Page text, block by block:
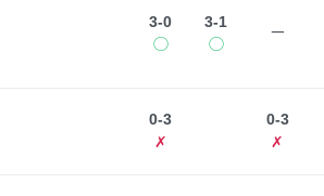
3-0
◯
3-1
◯
ー
0-3
✗
0-3
✗